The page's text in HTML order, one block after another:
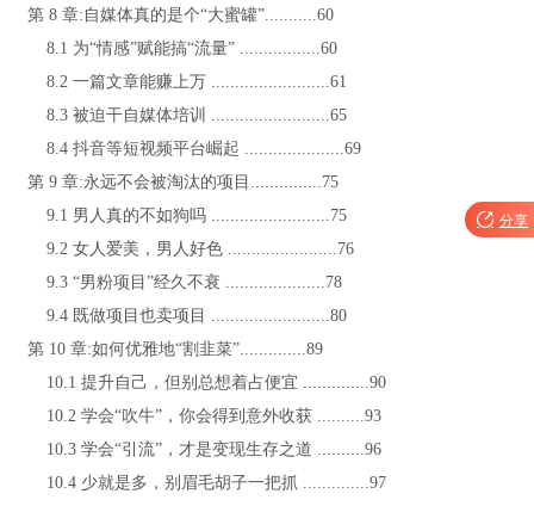
第 8 章:自媒体真的是个“大蜜罐”...........60
8.1 为“情感”赋能搞“流量” .................60
8.2 一篇文章能赚上万 .........................61
8.3 被迫干自媒体培训 .........................65
8.4 抖音等短视频平台崛起 .....................69
第 9 章:永远不会被淘汰的项目...............75
9.1 男人真的不如狗吗 .........................75
9.2 女人爱美，男人好色 .......................76
9.3 “男粉项目”经久不衰 .....................78
9.4 既做项目也卖项目 .........................80
第 10 章:如何优雅地“割韭菜”..............89
10.1 提升自己，但别总想着占便宜 ..............90
10.2 学会“吹牛”，你会得到意外收获 ..........93
10.3 学会“引流”，才是变现生存之道 ..........96
10.4 少就是多，别眉毛胡子一把抓 ..............97
 分享